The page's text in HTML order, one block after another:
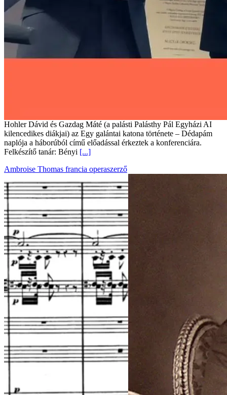
Hohler Dávid és Gazdag Máté (a palásti Palásthy Pál Egyházi AI
kilencedikes diákjai) az Egy galántai katona története – Dédapám
naplója a háborúból című előadással érkeztek a konferenciára.
Felkészítő tanár: Bényi [...]
Ambroise Thomas francia operaszerző